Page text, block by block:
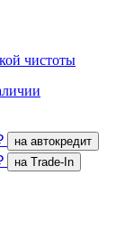
чистоты
на автокредит
на Trade-In